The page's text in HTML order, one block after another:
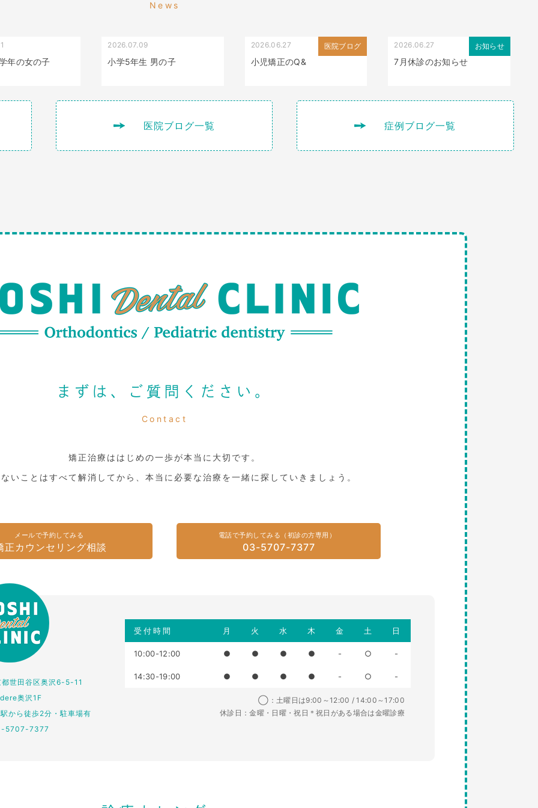
News
年の女の子
2026.07.09
小学5年生 男の子
医院ブログ
2026.06.27
小児矯正のQ&
お知らせ
2026.06.27
7月休診のお知らせ
医院ブログ一覧 症例ブログ一覧
まずは、ご質問ください。
Contact
矯正治療ははじめの一歩が本当に大切です。
いことはすべて解消してから、本当に必要な治療を一緒に探していきましょう。
メールで予約してみる
正カウンセリング相談
電話で予約してみる（初診の方専用）
03-5707-7377
世田谷区奥沢6-5-11
奥沢1F
から徒歩2分・駐車場有
5707-7377
受付時間 月 火 水 木 金 土 日
10:00-12:00 ● ● ● ● - ○ -
14:30-19:00 ● ● ● ● - ○ -
◯：土曜日は9:00～12:00 / 14:00～17:00
休診日：金曜・日曜・祝日＊祝日がある場合は金曜診療